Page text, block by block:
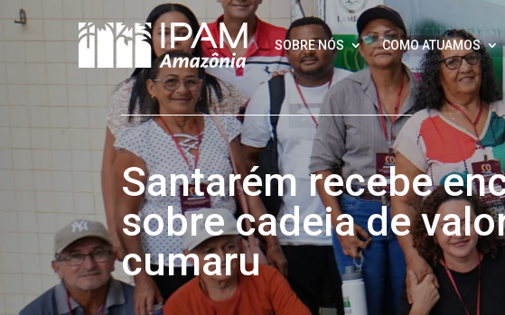
SOBRE NÓS COMO ATUAMOS
Santarém recebe
sobre cadeia de
cumaru